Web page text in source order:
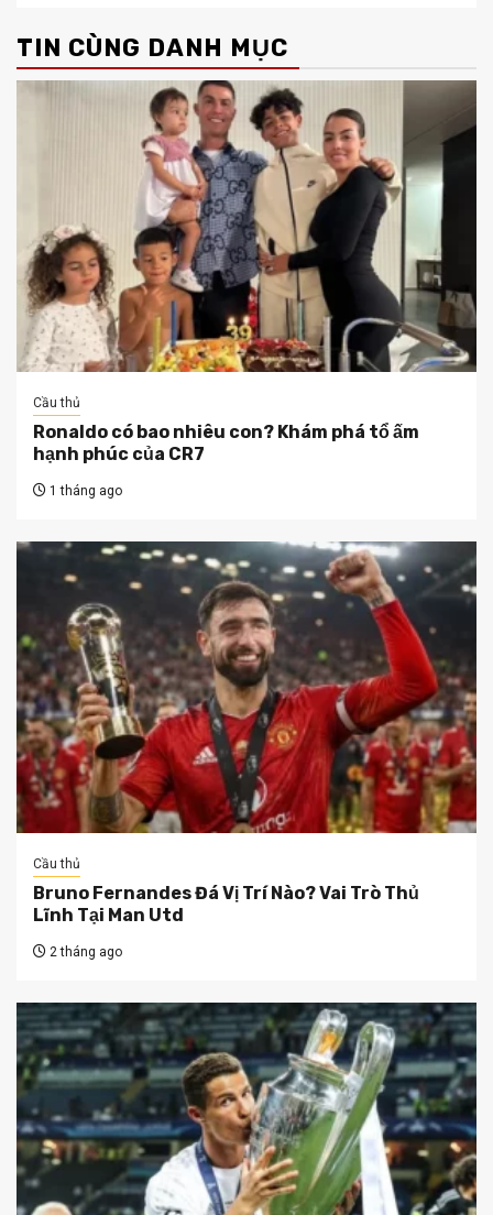
TIN CÙNG DANH MỤC
Cầu thủ
Ronaldo có bao nhiêu con? Khám phá tổ ấm
hạnh phúc của CR7
1 tháng ago
Cầu thủ
Bruno Fernandes Đá Vị Trí Nào? Vai Trò Thủ
Lĩnh Tại Man Utd
2 tháng ago